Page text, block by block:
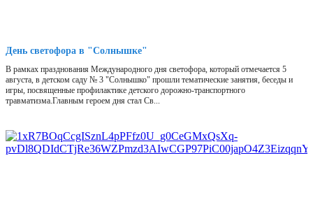
День светофора в "Солнышке"
В рамках празднования Международного дня светофора, который отмечается 5
августа, в детском саду № 3 "Солнышко" прошли тематические занятия, беседы и
игры, посвященные профилактике детского дорожно-транспортного
травматизма.Главным героем дня стал Св...